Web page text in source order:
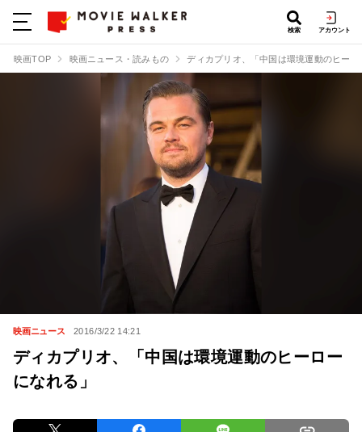
検索 アカウント
映画TOP 映画ニュース・読みもの ディカプリオ、「中国は環境運動のヒーロ
映画ニュース 2016/3/22 14:21
ディカプリオ、「中国は環境運動のヒーロー
になれる」